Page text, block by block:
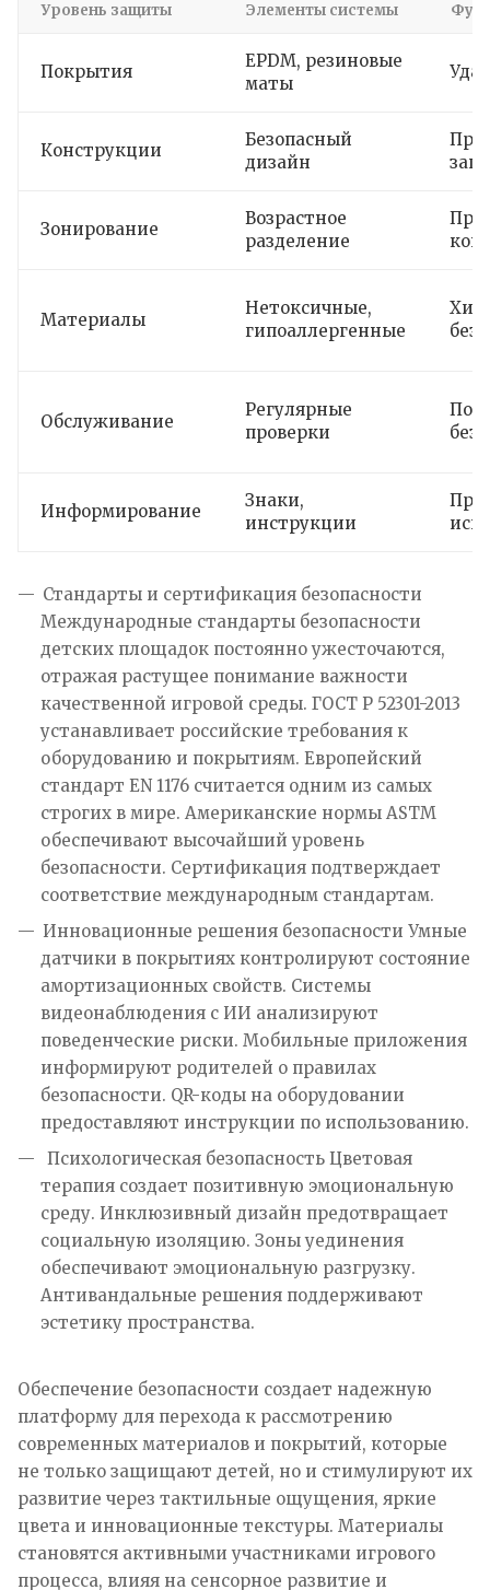
Уровень защиты Элементы системы
Покрытия
EPDM, резиновые
маты
Конструкции
Безопасный
дизайн
Зонирование
Возрастное
разделение
Материалы
Нетоксичные,
гипоаллергенные
Обслуживание
Регулярные
проверки
Информирование
Знаки,
инструкции
Стандарты и сертификация безопасности
Международные стандарты безопасности
детских площадок постоянно ужесточаются,
отражая растущее понимание важности
качественной игровой среды. ГОСТ Р 52301-2013
устанавливает российские требования к
оборудованию и покрытиям. Европейский
стандарт EN 1176 считается одним из самых
строгих в мире. Американские нормы ASTM
обеспечивают высочайший уровень
безопасности. Сертификация подтверждает
соответствие международным стандартам.
Инновационные решения безопасности Умные
датчики в покрытиях контролируют состояние
амортизационных свойств. Системы
видеонаблюдения с ИИ анализируют
поведенческие риски. Мобильные приложения
информируют родителей о правилах
безопасности. QR-коды на оборудовании
предоставляют инструкции по использованию.
Психологическая безопасность Цветовая
терапия создает позитивную эмоциональную
среду. Инклюзивный дизайн предотвращает
социальную изоляцию. Зоны уединения
обеспечивают эмоциональную разгрузку.
Антивандальные решения поддерживают
эстетику пространства.
Обеспечение безопасности создает надежную
платформу для перехода к рассмотрению
современных материалов и покрытий, которые
не только защищают детей, но и стимулируют их
развитие через тактильные ощущения, яркие
цвета и инновационные текстуры. Материалы
становятся активными участниками игрового
процесса, влияя на сенсорное развитие и